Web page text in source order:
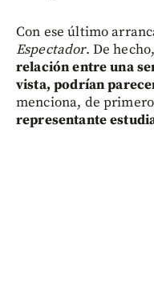
Con ese último
Espectador. De
relación entre una
vista, podrían
menciona, de
representante